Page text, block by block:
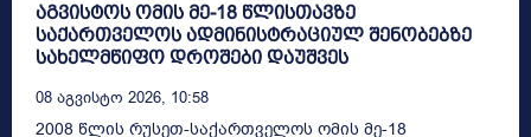
აგვისტოს ომის მე-18 წლისთავზე
საქართველოს ადმინისტრაციულ შენობებზე
სახელმწიფო დროშები დაუშვეს
08 Აგვისტო 2026, 10:58
2008 წლის რუსეთ-საქართველოს ომის მე-18